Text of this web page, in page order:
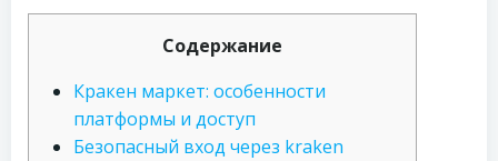
Содержание
Кракен маркет: особенности
платформы и доступ
Безопасный вход через kraken